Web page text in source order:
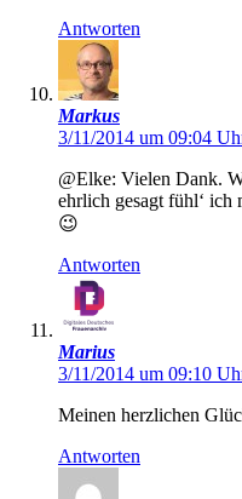
Antworten
Markus
3/11/2014 um 09:04
@Elke: Vielen Dank.
ehrlich gesagt fühl‘
😉
Antworten
Marius
3/11/2014 um 09:10
Meinen herzlichen
Antworten